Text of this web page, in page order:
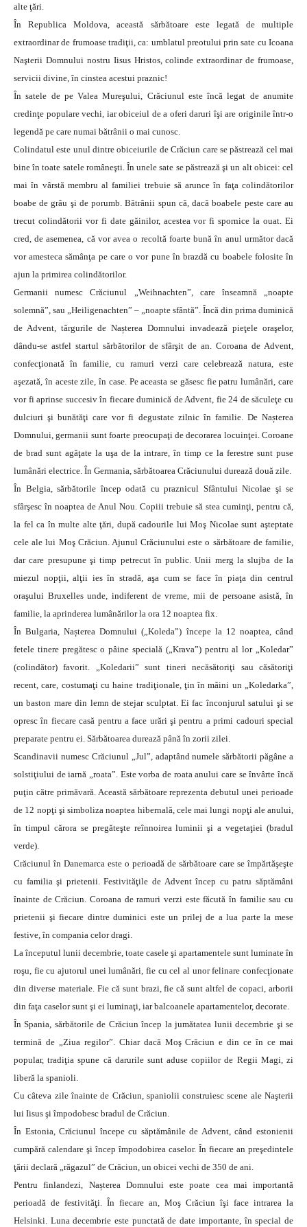
alte ţări.
În Republica Moldova, această sărbătoare este legată de multiple
extraordinar de frumoase tradiţii, ca: umblatul preotului prin sate cu Icoana
Naşterii Domnului nostru Iisus Hristos, colinde extraordinar de frumoase,
servicii divine, în cinstea acestui praznic!
În satele de pe Valea Mureşului, Crăciunul este încă legat de anumite
credinţe populare vechi, iar obiceiul de a oferi daruri îşi are originile într-o
legendă pe care numai bătrânii o mai cunosc.
Colindatul este unul dintre obiceiurile de Crăciun care se păstrează cel mai
bine în toate satele româneşti. În unele sate se păstrează şi un alt obicei: cel
mai în vârstă membru al familiei trebuie să arunce în faţa colindătorilor
boabe de grâu şi de porumb. Bătrânii spun că, dacă boabele peste care au
trecut colindătorii vor fi date găinilor, acestea vor fi spornice la ouat. Ei
cred, de asemenea, că vor avea o recoltă foarte bună în anul următor dacă
vor amesteca sămânţa pe care o vor pune în brazdă cu boabele folosite în
ajun la primirea colindătorilor.
Germanii numesc Crăciunul „Weihnachten”, care înseamnă „noapte
solemnă”, sau „Heiligenachten” – „noapte sfântă”. Încă din prima duminică
de Advent, târgurile de Nașterea Domnului invadează pieţele oraşelor,
dându-se astfel startul sărbătorilor de sfârşit de an. Coroana de Advent,
confecţionată în familie, cu ramuri verzi care celebrează natura, este
aşezată, în aceste zile, în case. Pe aceasta se găsesc fie patru lumânări, care
vor fi aprinse succesiv în fiecare duminică de Advent, fie 24 de săculeţe cu
dulciuri şi bunătăţi care vor fi degustate zilnic în familie. De Nașterea
Domnului, germanii sunt foarte preocupaţi de decorarea locuinţei. Coroane
de brad sunt agăţate la uşa de la intrare, în timp ce la ferestre sunt puse
lumânări electrice. În Germania, sărbătoarea Crăciunului durează două zile.
În Belgia, sărbătorile încep odată cu praznicul Sfântului Nicolae şi se
sfârşesc în noaptea de Anul Nou. Copiii trebuie să stea cuminţi, pentru că,
la fel ca în multe alte ţări, după cadourile lui Moş Nicolae sunt aşteptate
cele ale lui Moş Crăciun. Ajunul Crăciunului este o sărbătoare de familie,
dar care presupune şi timp petrecut în public. Unii merg la slujba de la
miezul nopţii, alţii ies în stradă, aşa cum se face în piaţa din centrul
oraşului Bruxelles unde, indiferent de vreme, mii de persoane asistă, în
familie, la aprinderea lumânărilor la ora 12 noaptea fix.
În Bulgaria, Nașterea Domnului („Koleda”) începe la 12 noaptea, când
fetele tinere pregătesc o pâine specială („Krava”) pentru al lor „Koledar”
(colindător) favorit. „Koledarii” sunt tineri necăsătoriţi sau căsătoriţi
recent, care, costumaţi cu haine tradiţionale, ţin în mâini un „Koledarka”,
un baston mare din lemn de stejar sculptat. Ei fac înconjurul satului şi se
opresc în fiecare casă pentru a face urări şi pentru a primi cadouri special
preparate pentru ei. Sărbătoarea durează până în zorii zilei.
Scandinavii numesc Crăciunul „Jul”, adaptând numele sărbătorii păgâne a
solstiţiului de iarnă „roata”. Este vorba de roata anului care se învârte încă
puţin către primăvară. Această sărbătoare reprezenta debutul unei perioade
de 12 nopţi şi simboliza noaptea hibernală, cele mai lungi nopţi ale anului,
în timpul cărora se pregăteşte reînnoirea luminii şi a vegetaţiei (bradul
verde).
Crăciunul în Danemarca este o perioadă de sărbătoare care se împărtăşeşte
cu familia şi prietenii. Festivităţile de Advent încep cu patru săptămâni
înainte de Crăciun. Coroana de ramuri verzi este făcută în familie sau cu
prietenii şi fiecare dintre duminici este un prilej de a lua parte la mese
festive, în compania celor dragi.
La începutul lunii decembrie, toate casele şi apartamentele sunt luminate în
roşu, fie cu ajutorul unei lumânări, fie cu cel al unor felinare confecţionate
din diverse materiale. Fie că sunt brazi, fie că sunt altfel de copaci, arborii
din faţa caselor sunt şi ei luminaţi, iar balcoanele apartamentelor, decorate.
În Spania, sărbătorile de Crăciun încep la jumătatea lunii decembrie şi se
termină de „Ziua regilor”. Chiar dacă Moş Crăciun e din ce în ce mai
popular, tradiţia spune că darurile sunt aduse copiilor de Regii Magi, zi
liberă la spanioli.
Cu câteva zile înainte de Crăciun, spaniolii construiesc scene ale Naşterii
lui Iisus şi împodobesc bradul de Crăciun.
În Estonia, Crăciunul începe cu săptămânile de Advent, când estonienii
cumpără calendare şi încep împodobirea caselor. În fiecare an preşedintele
ţării declară „răgazul” de Crăciun, un obicei vechi de 350 de ani.
Pentru finlandezi, Nașterea Domnului este poate cea mai importantă
perioadă de festivităţi. În fiecare an, Moş Crăciun îşi face intrarea la
Helsinki. Luna decembrie este punctată de date importante, în special de